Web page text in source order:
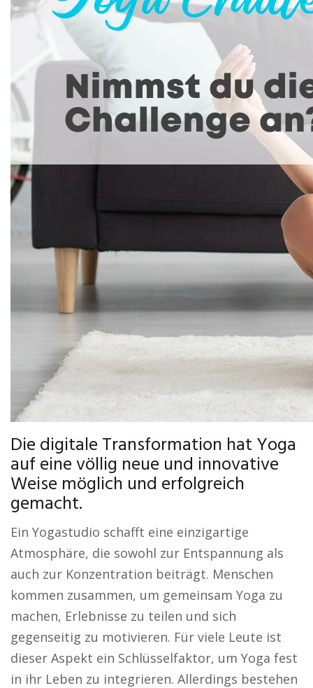
Die digitale Transformation hat Yoga
auf eine völlig neue und innovative
Weise möglich und erfolgreich
gemacht.
Ein Yogastudio schafft eine einzigartige
Atmosphäre, die sowohl zur Entspannung als
auch zur Konzentration beiträgt. Menschen
kommen zusammen, um gemeinsam Yoga zu
machen, Erlebnisse zu teilen und sich
gegenseitig zu motivieren. Für viele Leute ist
dieser Aspekt ein Schlüsselfaktor, um Yoga fest
in ihr Leben zu integrieren. Allerdings bestehen